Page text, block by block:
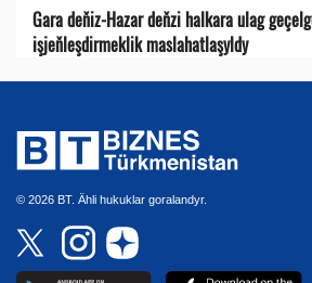
Gara deňiz-Hazar deňzi halkara ulag
işjeňleşdirmeklik maslahatlaşyldy
© 2026 BT. Ähli hukuklar goralandyr.